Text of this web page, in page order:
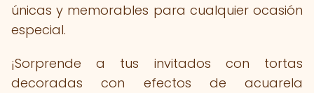
únicas y memorables para cualquier ocasión
especial.
¡Sorprende a tus invitados con tortas
decoradas con efectos de acuarela